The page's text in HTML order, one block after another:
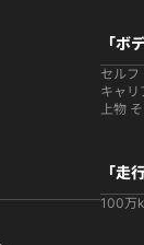
「ボ
セルフ
キャリ
上物
「走
100万